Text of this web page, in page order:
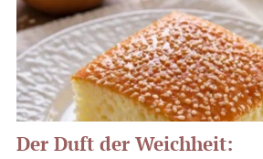
Der Duft der Weichheit: